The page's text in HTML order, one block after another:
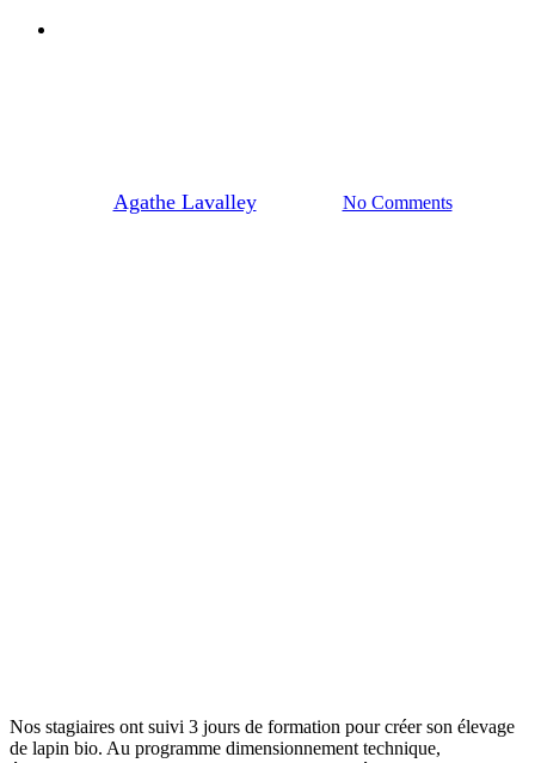
Agathe Lavalley09/12/2024 No Comments
Nos stagiaires ont suivi 3 jours de formation pour créer son élevage
de lapin bio. Au programme dimensionnement technique,